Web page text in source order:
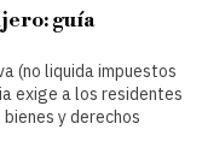
guía
(no liquida impuestos
exige a los residentes
y derechos